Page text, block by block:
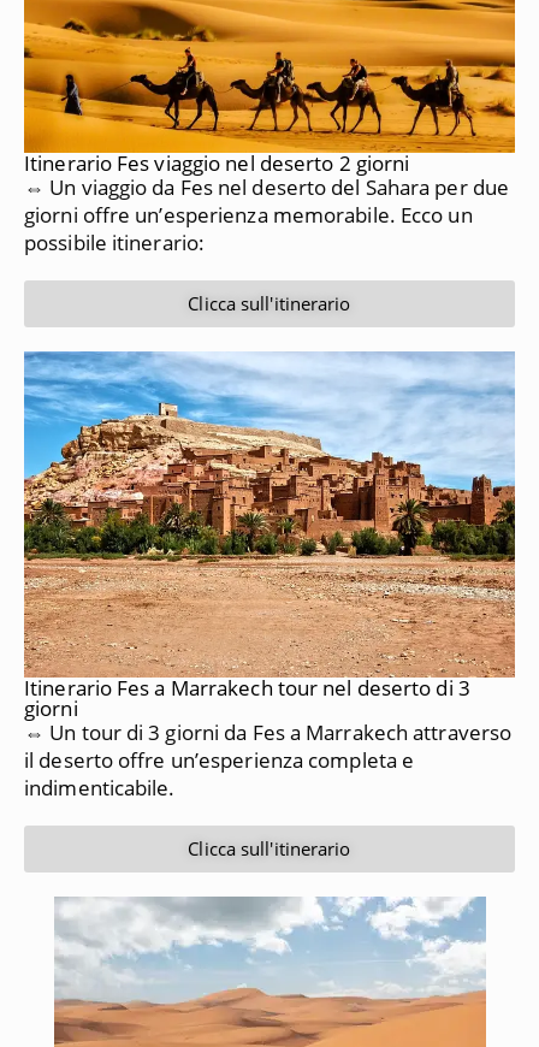
Itinerario Fes viaggio nel deserto 2 giorni
⇔ Un viaggio da Fes nel deserto del Sahara per due
giorni offre un’esperienza memorabile. Ecco un
possibile itinerario:
Clicca sull'itinerario
Itinerario Fes a Marrakech tour nel deserto di 3
giorni
⇔ Un tour di 3 giorni da Fes a Marrakech attraverso
il deserto offre un’esperienza completa e
indimenticabile.
Clicca sull'itinerario